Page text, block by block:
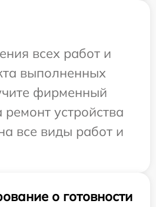
всех работ и
выполненных
фирменный
устройства
все виды работ и
о готовности